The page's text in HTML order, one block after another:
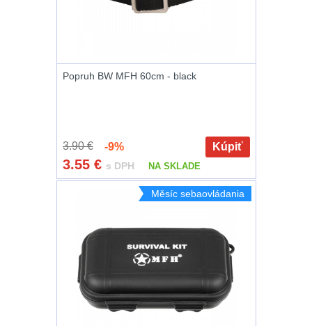
Boční montáže11
Montáže pro optiku
Montáže na hlaveň3
Popruh BW MFH 60cm - black
3.90 €-9% Kúpiť
3.55 € s DPH NA SKLADE
Měsíc sebaovládania